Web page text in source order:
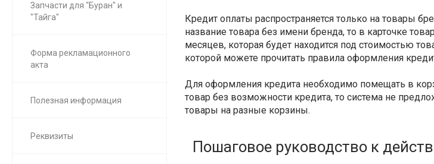
Запчасти для "Буран" и
"Тайга"
Форма рекламационного
акта
Полезная информация
Реквизиты
Кредит оплаты распространяется только на товары
название товара без имени бренда, то в карточке
месяцев, которая будет находится под стоимостью
которой можете прочитать правила оформления
Для оформления кредита необходимо помещать в
товар без возможности кредита, то система не
товары на разные корзины.
Пошаговое руководство к